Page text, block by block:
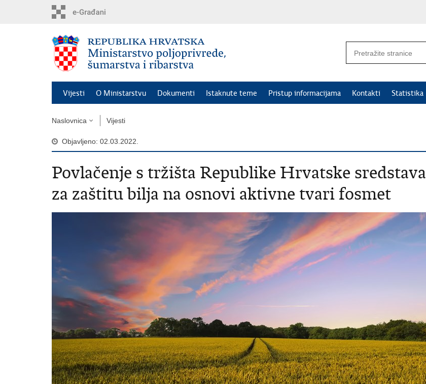
Vijesti O Ministarstvu Dokumenti Istaknute teme Pristup informacijama Kontakti Statistika
Naslovnica Vijesti
Objavljeno: 02.03.2022.
Povlačenje s tržišta Republike Hrvatske sredstava
za zaštitu bilja na osnovi aktivne tvari fosmet